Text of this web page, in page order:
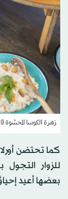
زهرة الكوسا المحشوة
كما تحتضن
للزوار
بعضها أعيد